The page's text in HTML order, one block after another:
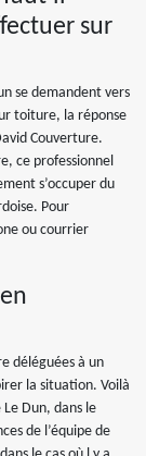
sur
se demandent vers
toiture, la réponse
Couverture.
ce professionnel
s’occuper du
Pour
ou courrier
déléguées à un
la situation. Voilà
Dun, dans le
de l’équipe de